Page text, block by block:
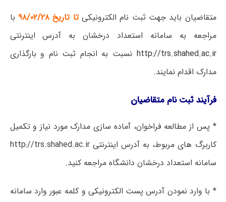
متقاضیان باید جهت ثبت نام الکترونیکیتا تاریخ ۹۸/۰۲/۲۸
با
مراجعه به سامانه استعداد درخشان به آدرس اینترنتی
http://trs.shahed.ac.ir نسبت به انجام ثبت نام و بارگذاری
مدارک اقدام نمایند.
فرآیند ثبت نام متقاضیان
* پس از مطالعه فراخوان، آماده سازی مدارک مورد نیاز و تکمیل
کاربرگ های مربوط، به آدرس اینترنتی http://trs.shahed.ac.ir
سامانه استعداد درخشان دانشگاه مراجعه کنید.
* با وارد نمودن آدرس پست الکترونیکی و کلمه عبور وارد سامانه